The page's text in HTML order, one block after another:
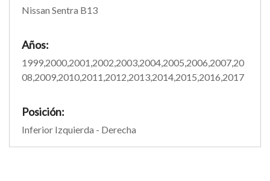
Nissan Sentra B13
Años:
1999,2000,2001,2002,2003,2004,2005,2006,2007,20
08,2009,2010,2011,2012,2013,2014,2015,2016,2017
Posición:
Inferior Izquierda - Derecha